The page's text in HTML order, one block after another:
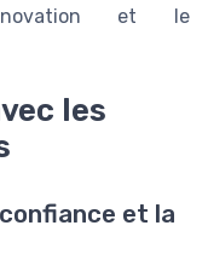
et le
les
et la